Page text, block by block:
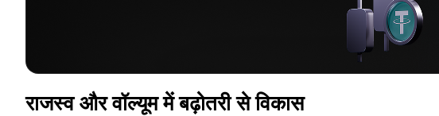
राजस्व और वॉल्यूम में बढ़ोतरी से विकास